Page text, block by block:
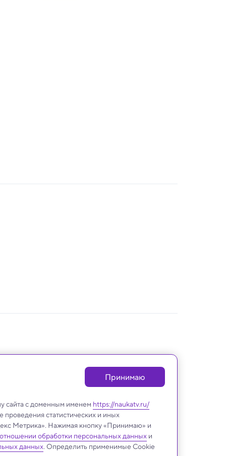
Принимаю
сайта с доменным именем https://naukatv.ru/
статистических и иных
Метрика». Нажимая кнопку «Принимаю» и
обработки персональных данныхи
данных. Определить применимые Cookie